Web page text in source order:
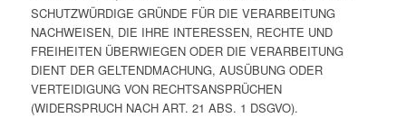
SCHUTZWÜRDIGE GRÜNDE FÜR DIE VERARBEITUNG
NACHWEISEN, DIE IHRE INTERESSEN, RECHTE UND
FREIHEITEN ÜBERWIEGEN ODER DIE VERARBEITUNG
DIENT DER GELTENDMACHUNG, AUSÜBUNG ODER
VERTEIDIGUNG VON RECHTSANSPRÜCHEN
(WIDERSPRUCH NACH ART. 21 ABS. 1 DSGVO).